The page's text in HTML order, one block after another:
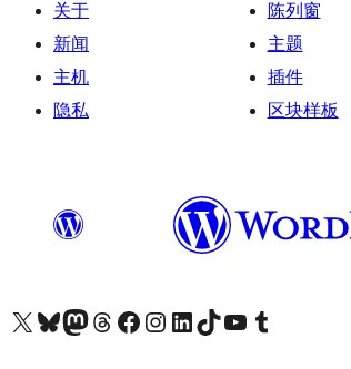
关于
新闻
主机
隐私
陈列窗
主题
插件
区块样板
关注我们的 X（原 Twitter）账号访问我们的 Bluesky 账号关注我们的 Mastodon 账号访问我们的 Threads 账号 访问我们的 Facebook 公共主页关注我们的 Instagram 账号 关注我们的 LinkedIn 主页访问我们的 TikTok 账号访问我们的 YouTube 频道 访问我们的 Tumblr 账号